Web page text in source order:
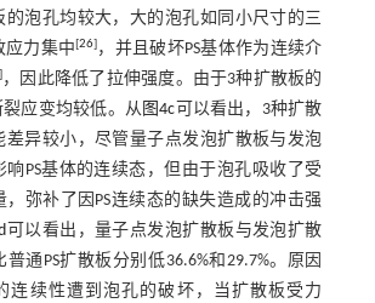
的泡孔均较大，大的泡孔如同小尺寸的三
应力集中[26] ，并且破坏PS基体作为连续介
] ，因此降低了拉伸强度。由于3种扩散板的
裂应变均较低。从图4c 可以看出，3种扩散
差异较小，尽管量子点发泡扩散板与发泡
PS基体的连续态，但由于泡孔吸收了受
，弥补了因PS连续态的缺失造成的冲击强
可以看出，量子点发泡扩散板与发泡扩散
通PS扩散板分别低36.6%和29.7%。原因
连续性遭到泡孔的破坏，当扩散板受力